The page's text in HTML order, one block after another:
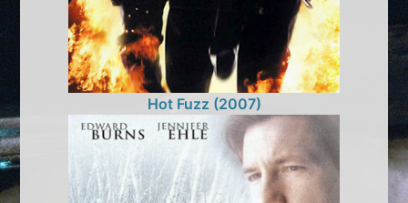
Hot Fuzz (2007)